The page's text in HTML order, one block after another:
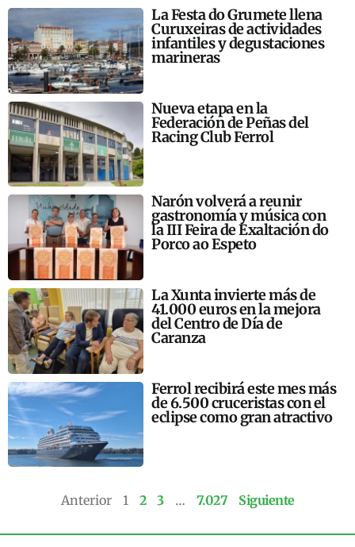
La Festa do Grumete llena
Curuxeiras de actividades
infantiles y degustaciones
marineras
Nueva etapa en la
Federación de Peñas del
Racing Club Ferrol
Narón volverá a reunir
gastronomía y música con
la III Feira de Exaltación do
Porco ao Espeto
La Xunta invierte más de
41.000 euros en la mejora
del Centro de Día de
Caranza
Ferrol recibirá este mes más
de 6.500 cruceristas con el
eclipse como gran atractivo
Anterior 1 2 3 … 7.027 Siguiente